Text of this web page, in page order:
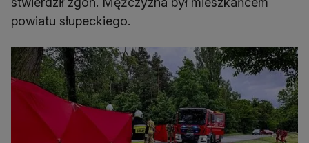
powiatu słupeckiego.